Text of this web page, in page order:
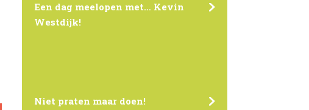
Een dag meelopen met… Kevin
Westdijk!
Niet praten maar doen!